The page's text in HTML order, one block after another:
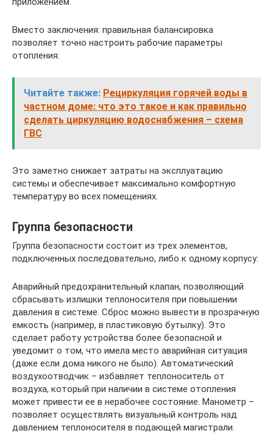
Вместо заключения: правильная балансировка
позволяет точно настроить рабочие параметры
отопления.
Читайте также: Рециркуляция горячей воды в
частном доме: что это такое и как правильно
сделать циркуляцию водоснабжения – схема
ГВС
Это заметно снижает затраты на эксплуатацию
системы и обеспечивает максимально комфортную
температуру во всех помещениях.
Группа безопасности
Группа безопасности состоит из трех элементов,
подключенных последовательно, либо к одному корпусу:
Аварийный предохранительный клапан, позволяющий
сбрасывать излишки теплоносителя при повышении
давления в системе. Сброс можно вывести в прозрачную
емкость (например, в пластиковую бутылку). Это
сделает работу устройства более безопасной и
уведомит о том, что имела место аварийная ситуация
(даже если дома никого не было). Автоматический
воздухоотводчик – избавляет теплоноситель от
воздуха, который при наличии в системе отопления
может привести ее в нерабочее состояние. Манометр –
позволяет осуществлять визуальный контроль над
давлением теплоносителя в подающей магистрали.